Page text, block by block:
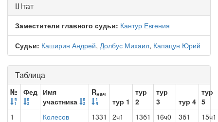
Штат
Заместители главного судьи: Кантур Евгения
Судьи: Каширин Андрей, Долбус Михаил, Капацун Юрий
Таблица
№ Фед Имя
участника
Rнач
тур 1
тур
2
тур
3
тур 4
тур
5
1
Колесов
1331 2ч1 13б1 16ч0 3б1 15ч1